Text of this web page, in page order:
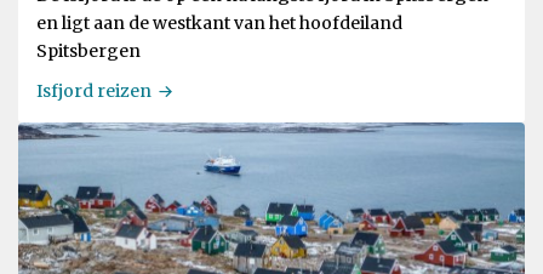
en ligt aan de westkant van het hoofdeiland
Spitsbergen
Isfjord reizen